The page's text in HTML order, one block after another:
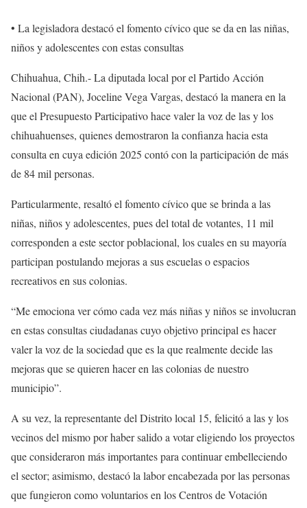
•⁠ ⁠La legisladora destacó el fomento cívico que se da en las niñas,
niños y adolescentes con estas consultas
Chihuahua, Chih.- La diputada local por el Partido Acción
Nacional (PAN), Joceline Vega Vargas, destacó la manera en la
que el Presupuesto Participativo hace valer la voz de las y los
chihuahuenses, quienes demostraron la confianza hacia esta
consulta en cuya edición 2025 contó con la participación de más
de 84 mil personas.
Particularmente, resaltó el fomento cívico que se brinda a las
niñas, niños y adolescentes, pues del total de votantes, 11 mil
corresponden a este sector poblacional, los cuales en su mayoría
participan postulando mejoras a sus escuelas o espacios
recreativos en sus colonias.
“Me emociona ver cómo cada vez más niñas y niños se involucran
en estas consultas ciudadanas cuyo objetivo principal es hacer
valer la voz de la sociedad que es la que realmente decide las
mejoras que se quieren hacer en las colonias de nuestro
municipio”.
A su vez, la representante del Distrito local 15, felicitó a las y los
vecinos del mismo por haber salido a votar eligiendo los proyectos
que consideraron más importantes para continuar embelleciendo
el sector; asimismo, destacó la labor encabezada por las personas
que fungieron como voluntarios en los Centros de Votación